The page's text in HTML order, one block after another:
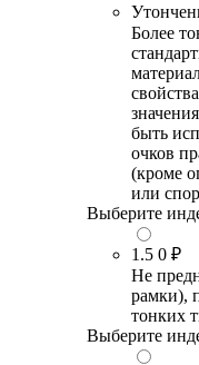
Более
быть
очков
(кроме
или
Выберите
1.5 0 ₽
Не
рамки),
тонких
Выберите